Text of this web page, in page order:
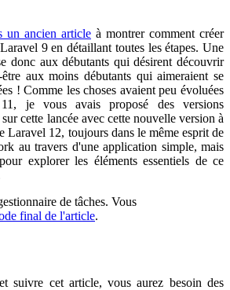
un ancien article à montrer comment créer
9 en détaillant toutes les étapes. Une
donc aux débutants qui désirent découvrir
aux moins débutants qui aimeraient se
! Comme les choses avaient peu évoluées
je vous avais proposé des versions
cette lancée avec cette nouvelle version à
Laravel 12, toujours dans le même esprit de
au travers d'une application simple, mais
explorer les éléments essentiels de ce
de tâches. Vous
final de l'article.
suivre cet article, vous aurez besoin des